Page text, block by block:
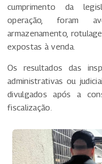
cumprimento da
operação, foram
armazenamento,
expostas à venda.
Os resultados das
administrativas ou
divulgados após a
fiscalização.